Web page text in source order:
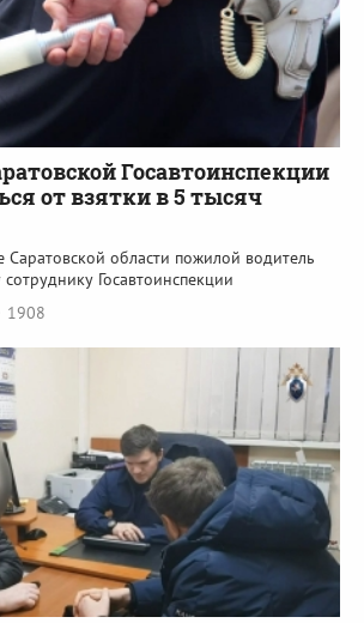
Госавтоинспекции
от взятки в 5 тысяч
Саратовской области пожилой водитель
сотруднику Госавтоинспекции
1908